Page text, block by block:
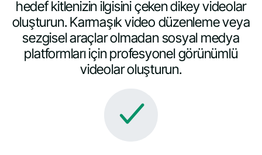
hedef kitlenizin ilgisini çeken dikey videolar
oluşturun. Karmaşık video düzenleme veya
sezgisel araçlar olmadan sosyal medya
platformları için profesyonel görünümlü
videolar oluşturun.